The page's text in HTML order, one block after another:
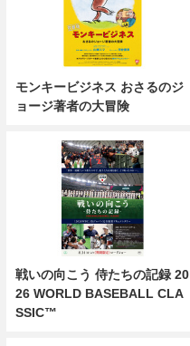
モンキービジネス おさるのジ
ョージ著者の大冒険
戦いの向こう 侍たちの記録 20
26 WORLD BASEBALL CLA
SSIC™